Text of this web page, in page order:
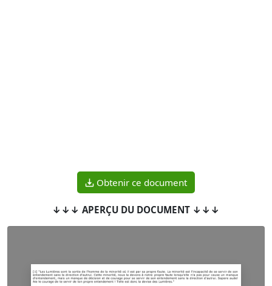
Obtenir ce document
↓↓↓ APERÇU DU DOCUMENT ↓↓↓